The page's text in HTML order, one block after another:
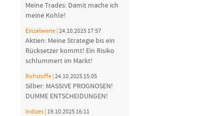
Meine Trades: Damit mache ich
meine Kohle!
Einzelwerte | 24.10.2025 17:57
Aktien: Meine Strategie bis ein
Rücksetzer kommt! Ein Risiko
schlummert im Markt!
Rohstoffe | 24.10.2025 15:05
Silber: MASSIVE PROGNOSEN!
DUMME ENTSCHEIDUNGEN!
Indizes | 19.10.2025 16:11